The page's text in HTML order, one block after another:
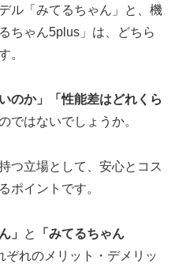
ル「みてるちゃん」と、機
ちゃん5plus」は、どちら
。
のか」「性能差はどれくら
ではないでしょうか。
つ立場として、安心とコス
ポイントです。
」 と
「みてるちゃん
ぞれのメリット・デメリッ